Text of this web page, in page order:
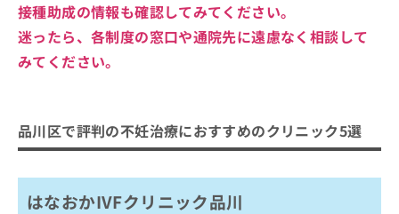
接種助成の情報も確認してみてください。
迷ったら、各制度の窓口や通院先に遠慮なく相談して
みてください。
品川区で評判の不妊治療におすすめのクリニック5選
はなおかIVFクリニック品川